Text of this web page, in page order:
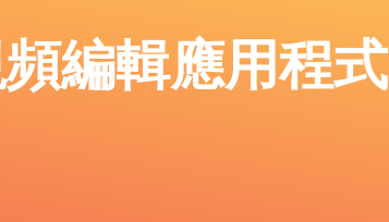
編輯應用程式